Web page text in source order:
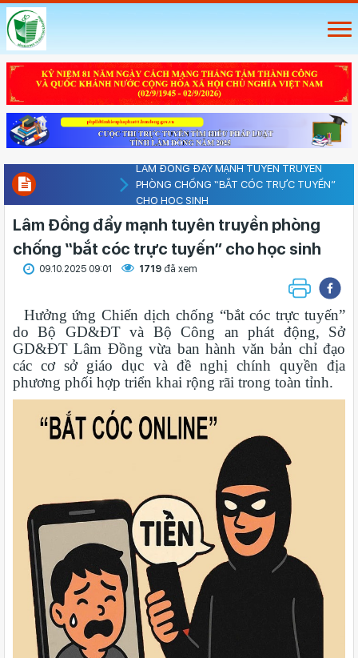
LÂM ĐỒNG ĐẨY MẠNH TUYÊN TRUYỀN
PHÒNG CHỐNG “BẮT CÓC TRỰC TUYẾN”
CHO HỌC SINH
Lâm Đồng đẩy mạnh tuyên truyền phòng
chống “bắt cóc trực tuyến” cho học sinh
09.10.2025 09:01 1719 đã xem
Hưởng ứng Chiến dịch chống “bắt cóc trực tuyến”
do Bộ GD&ĐT và Bộ Công an phát động, Sở
GD&ĐT Lâm Đồng vừa ban hành văn bản chỉ đạo
các cơ sở giáo dục và đề nghị chính quyền địa
phương phối hợp triển khai rộng rãi trong toàn tỉnh.